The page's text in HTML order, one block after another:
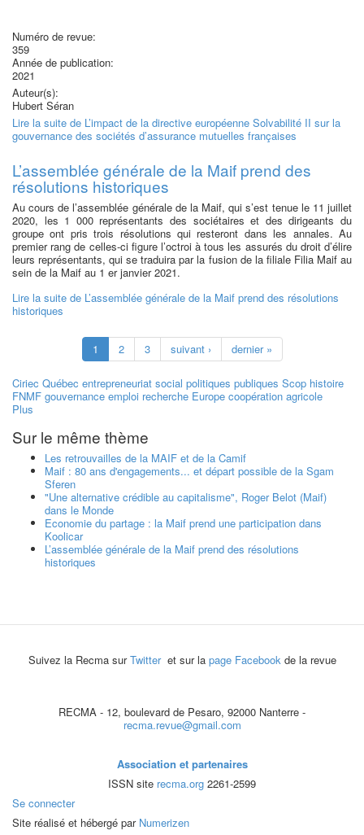
Numéro de revue:
359
Année de publication:
2021
Auteur(s):
Hubert Séran
Lire la suite de L’impact de la directive européenne Solvabilité II sur la
gouvernance des sociétés d’assurance mutuelles françaises
L’assemblée générale de la Maif prend des
résolutions historiques
Au cours de l’assemblée générale de la Maif, qui s’est tenue le 11 juillet
2020, les 1 000 représentants des sociétaires et des dirigeants du
groupe ont pris trois résolutions qui resteront dans les annales. Au
premier rang de celles-ci figure l’octroi à tous les assurés du droit d’élire
leurs représentants, qui se traduira par la fusion de la filiale Filia Maif au
sein de la Maif au 1 er janvier 2021.
Lire la suite de L’assemblée générale de la Maif prend des résolutions
historiques
1 2 3 suivant › dernier »
Ciriec Québec entrepreneuriat social politiques publiques Scop histoire
FNMF gouvernance emploi recherche Europe coopération agricole
Plus
Sur le même thème
Les retrouvailles de la MAIF et de la Camif
Maif : 80 ans d'engagements... et départ possible de la Sgam
Sferen
"Une alternative crédible au capitalisme", Roger Belot (Maif)
dans le Monde
Economie du partage : la Maif prend une participation dans
Koolicar
L’assemblée générale de la Maif prend des résolutions
historiques
Suivez la Recma surTwitter et sur la page Facebook de la revue
RECMA - 12, boulevard de Pesaro, 92000 Nanterre -
recma.revue@gmail.com
Association et partenaires
ISSN site recma.org 2261-2599
Se connecter
Site réalisé et hébergé par Numerizen